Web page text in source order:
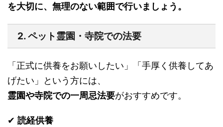
を大切に、無理のない範囲で行いましょう。
2. ペット霊園・寺院での法要
「正式に供養をお願いしたい」「手厚く供養してあ
げたい」という方には、
霊園や寺院での一周忌法要がおすすめです。
✔ 読経供養